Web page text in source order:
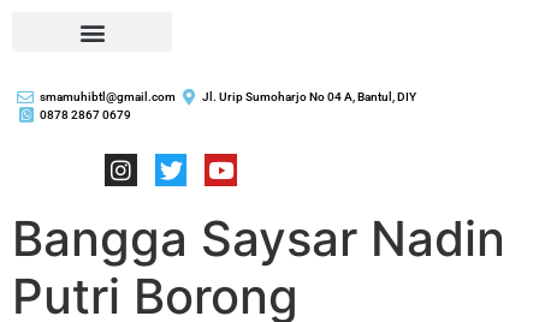
smamuhibtl@gmail.com
Jl. Urip Sumoharjo No 04 A, Bantul, DIY
0878 2867 0679
Bangga Saysar Nadin
Putri Borong